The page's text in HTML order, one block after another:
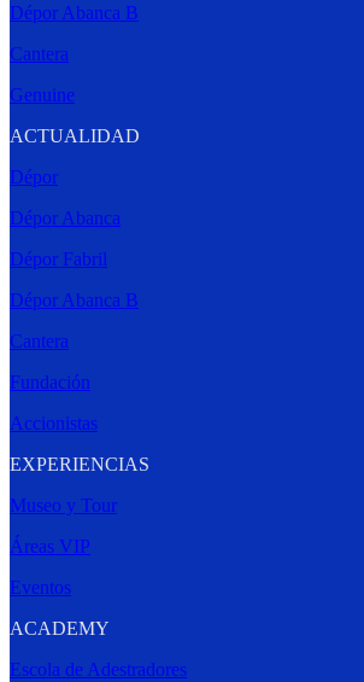
Dépor Abanca B
Cantera
Genuine
ACTUALIDAD
Dépor
Dépor Abanca
Dépor Fabril
Dépor Abanca B
Cantera
Fundación
Accionistas
EXPERIENCIAS
Museo y Tour
Áreas VIP
Eventos
ACADEMY
Escola de Adestradores